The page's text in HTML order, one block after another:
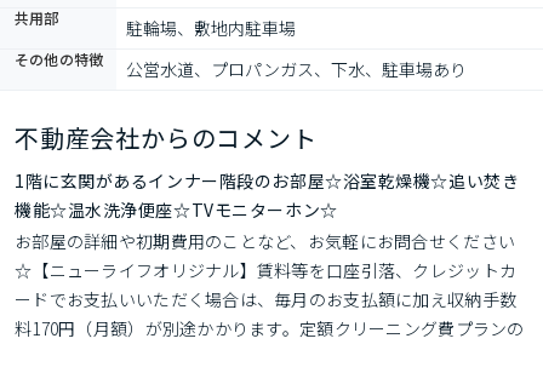
共用部 駐輪場、敷地内駐車場
その他の特徴 公営水道、プロパンガス、下水、駐車場あり
不動産会社からのコメント
1階に玄関があるインナー階段のお部屋☆浴室乾燥機☆追い焚き
機能☆温水洗浄便座☆TVモニターホン☆
お部屋の詳細や初期費用のことなど、お気軽にお問合せください
☆【ニューライフオリジナル】賃料等を口座引落、クレジットカ
ードでお支払いいただく場合は、毎月のお支払額に加え収納手数
料170円（月額）が別途かかります。定額クリーニング費プランの